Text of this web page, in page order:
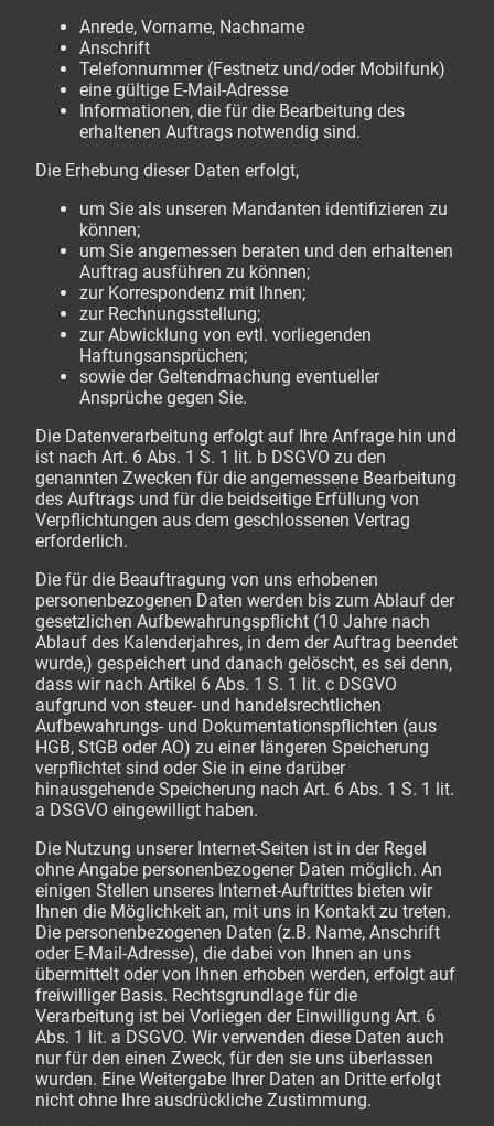
Anrede, Vorname, Nachname
Anschrift
Telefonnummer (Festnetz und/oder Mobilfunk)
eine gültige E-Mail-Adresse
Informationen, die für die Bearbeitung des
erhaltenen Auftrags notwendig sind.
Die Erhebung dieser Daten erfolgt,
um Sie als unseren Mandanten identifizieren zu
können;
um Sie angemessen beraten und den erhaltenen
Auftrag ausführen zu können;
zur Korrespondenz mit Ihnen;
zur Rechnungsstellung;
zur Abwicklung von evtl. vorliegenden
Haftungsansprüchen;
sowie der Geltendmachung eventueller
Ansprüche gegen Sie.
Die Datenverarbeitung erfolgt auf Ihre Anfrage hin und
ist nach Art. 6 Abs. 1 S. 1 lit. b DSGVO zu den
genannten Zwecken für die angemessene Bearbeitung
des Auftrags und für die beidseitige Erfüllung von
Verpflichtungen aus dem geschlossenen Vertrag
erforderlich.
Die für die Beauftragung von uns erhobenen
personenbezogenen Daten werden bis zum Ablauf der
gesetzlichen Aufbewahrungspflicht (10 Jahre nach
Ablauf des Kalenderjahres, in dem der Auftrag beendet
wurde,) gespeichert und danach gelöscht, es sei denn,
dass wir nach Artikel 6 Abs. 1 S. 1 lit. c DSGVO
aufgrund von steuer- und handelsrechtlichen
Aufbewahrungs- und Dokumentationspflichten (aus
HGB, StGB oder AO) zu einer längeren Speicherung
verpflichtet sind oder Sie in eine darüber
hinausgehende Speicherung nach Art. 6 Abs. 1 S. 1 lit.
a DSGVO eingewilligt haben.
Die Nutzung unserer Internet-Seiten ist in der Regel
ohne Angabe personenbezogener Daten möglich. An
einigen Stellen unseres Internet-Auftrittes bieten wir
Ihnen die Möglichkeit an, mit uns in Kontakt zu treten.
Die personenbezogenen Daten (z.B. Name, Anschrift
oder E-Mail-Adresse), die dabei von Ihnen an uns
übermittelt oder von Ihnen erhoben werden, erfolgt auf
freiwilliger Basis. Rechtsgrundlage für die
Verarbeitung ist bei Vorliegen der Einwilligung Art. 6
Abs. 1 lit. a DSGVO. Wir verwenden diese Daten auch
nur für den einen Zweck, für den sie uns überlassen
wurden. Eine Weitergabe Ihrer Daten an Dritte erfolgt
nicht ohne Ihre ausdrückliche Zustimmung.